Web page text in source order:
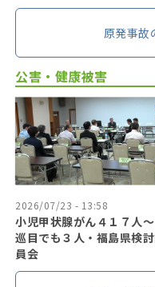
原発事故
公害・健康被害
2026/07/23 - 13:58
小児甲状腺がん４１７人〜
巡目でも３人・福島県検
員会